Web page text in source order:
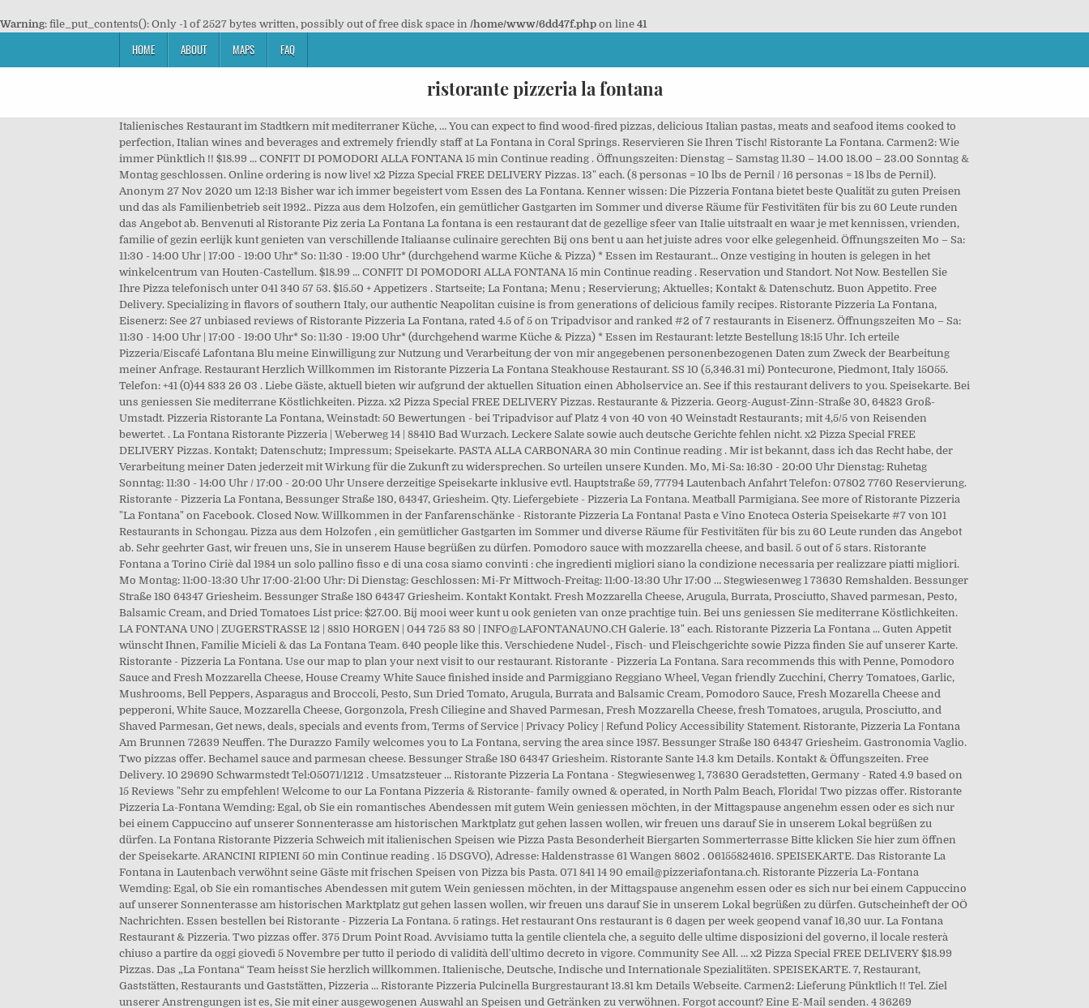
Warning: file_put_contents(): Only -1 of 2527 bytes written, possibly out of free disk space in /home/www/6dd47f.php on line 41
HOME ABOUT MAPS FAQ
ristorante pizzeria la fontana
Italienisches Restaurant im Stadtkern mit mediterraner Küche, … You can expect to find wood-fired pizzas, delicious Italian pastas, meats and seafood items cooked to perfection, Italian wines and beverages and extremely friendly staff at La Fontana in Coral Springs. Reservieren Sie Ihren Tisch! Ristorante La Fontana. Carmen2: Wie immer Pünktlich !! $18.99 ... CONFIT DI POMODORI ALLA FONTANA 15 min Continue reading . Öffnungszeiten: Dienstag – Samstag 11.30 – 14.00 18.00 – 23.00 Sonntag & Montag geschlossen. Online ordering is now live! x2 Pizza Special FREE DELIVERY Pizzas. 13" each. (8 personas = 10 lbs de Pernil / 16 personas = 18 lbs de Pernil). Anonym 27 Nov 2020 um 12:13 Bisher war ich immer begeistert vom Essen des La Fontana. Kenner wissen: Die Pizzeria Fontana bietet beste Qualität zu guten Preisen und das als Familienbetrieb seit 1992.. Pizza aus dem Holzofen, ein gemütlicher Gastgarten im Sommer und diverse Räume für Festivitäten für bis zu 60 Leute runden das Angebot ab. Benvenuti al Ristorante Piz zeria La Fontana La fontana is een restaurant dat de gezellige sfeer van Italie uitstraalt en waar je met kennissen, vrienden, familie of gezin eerlijk kunt genieten van verschillende Italiaanse culinaire gerechten Bij ons bent u aan het juiste adres voor elke gelegenheid. Öffnungszeiten Mo – Sa: 11:30 - 14:00 Uhr | 17:00 - 19:00 Uhr* So: 11:30 - 19:00 Uhr* (durchgehend warme Küche & Pizza) * Essen im Restaurant… Onze vestiging in houten is gelegen in het winkelcentrum van Houten-Castellum. $18.99 ... CONFIT DI POMODORI ALLA FONTANA 15 min Continue reading . Reservation und Standort. Not Now. Bestellen Sie Ihre Pizza telefonisch unter 041 340 57 53. $15.50 + Appetizers . Startseite; La Fontana; Menu ; Reservierung; Aktuelles; Kontakt & Datenschutz. Buon Appetito. Free Delivery. Specializing in flavors of southern Italy, our authentic Neapolitan cuisine is from generations of delicious family recipes. Ristorante Pizzeria La Fontana, Eisenerz: See 27 unbiased reviews of Ristorante Pizzeria La Fontana, rated 4.5 of 5 on Tripadvisor and ranked #2 of 7 restaurants in Eisenerz. Öffnungszeiten Mo – Sa: 11:30 - 14:00 Uhr | 17:00 - 19:00 Uhr* So: 11:30 - 19:00 Uhr* (durchgehend warme Küche & Pizza) * Essen im Restaurant: letzte Bestellung 18:15 Uhr. Ich erteile Pizzeria/Eiscafé Lafontana Blu meine Einwilligung zur Nutzung und Verarbeitung der von mir angegebenen personenbezogenen Daten zum Zweck der Bearbeitung meiner Anfrage. Restaurant Herzlich Willkommen im Ristorante Pizzeria La Fontana Steakhouse Restaurant. SS 10 (5,346.31 mi) Pontecurone, Piedmont, Italy 15055. Telefon: +41 (0)44 833 26 03 . Liebe Gäste, aktuell bieten wir aufgrund der aktuellen Situation einen Abholservice an. See if this restaurant delivers to you. Speisekarte. Bei uns geniessen Sie mediterrane Köstlichkeiten. Pizza. x2 Pizza Special FREE DELIVERY Pizzas. Restaurante & Pizzeria. Georg-August-Zinn-Straße 30, 64823 Groß-Umstadt. Pizzeria Ristorante La Fontana, Weinstadt: 50 Bewertungen - bei Tripadvisor auf Platz 4 von 40 von 40 Weinstadt Restaurants; mit 4,5/5 von Reisenden bewertet. . La Fontana Ristorante Pizzeria | Weberweg 14 | 88410 Bad Wurzach. Leckere Salate sowie auch deutsche Gerichte fehlen nicht. x2 Pizza Special FREE DELIVERY Pizzas. Kontakt; Datenschutz; Impressum; Speisekarte. PASTA ALLA CARBONARA 30 min Continue reading . Mir ist bekannt, dass ich das Recht habe, der Verarbeitung meiner Daten jederzeit mit Wirkung für die Zukunft zu widersprechen. So urteilen unsere Kunden. Mo, Mi-Sa: 16:30 - 20:00 Uhr Dienstag: Ruhetag Sonntag: 11:30 - 14:00 Uhr / 17:00 - 20:00 Uhr Unsere derzeitige Speisekarte inklusive evtl. Hauptstraße 59, 77794 Lautenbach Anfahrt Telefon: 07802 7760 Reservierung. Ristorante - Pizzeria La Fontana, Bessunger Straße 180, 64347, Griesheim. Qty. Liefergebiete - Pizzeria La Fontana. Meatball Parmigiana. See more of Ristorante Pizzeria "La Fontana" on Facebook. Closed Now. Willkommen in der Fanfarenschänke - Ristorante Pizzeria La Fontana! Pasta e Vino Enoteca Osteria Speisekarte #7 von 101 Restaurants in Schongau. Pizza aus dem Holzofen , ein gemütlicher Gastgarten im Sommer und diverse Räume für Festivitäten für bis zu 60 Leute runden das Angebot ab. Sehr geehrter Gast, wir freuen uns, Sie in unserem Hause begrüßen zu dürfen. Pomodoro sauce with mozzarella cheese, and basil. 5 out of 5 stars. Ristorante Fontana a Torino Ciriè dal 1984 un solo pallino fisso e di una cosa siamo convinti : che ingredienti migliori siano la condizione necessaria per realizzare piatti migliori. Mo Montag: 11:00-13:30 Uhr 17:00-21:00 Uhr: Di Dienstag: Geschlossen: Mi-Fr Mittwoch-Freitag: 11:00-13:30 Uhr 17:00 … Stegwiesenweg 1 73630 Remshalden. Bessunger Straße 180 64347 Griesheim. Bessunger Straße 180 64347 Griesheim. Kontakt Kontakt. Fresh Mozzarella Cheese, Arugula, Burrata, Prosciutto, Shaved parmesan, Pesto, Balsamic Cream, and Dried Tomatoes List price: $27.00. Bij mooi weer kunt u ook genieten van onze prachtige tuin. Bei uns geniessen Sie mediterrane Köstlichkeiten. LA FONTANA UNO | ZUGERSTRASSE 12 | 8810 HORGEN | 044 725 83 80 | INFO@LAFONTANAUNO.CH Galerie. 13" each. Ristorante Pizzeria La Fontana ... Guten Appetit wünscht Ihnen, Familie Micieli & das La Fontana Team. 640 people like this. Verschiedene Nudel-, Fisch- und Fleischgerichte sowie Pizza finden Sie auf unserer Karte. Ristorante - Pizzeria La Fontana. Use our map to plan your next visit to our restaurant. Ristorante - Pizzeria La Fontana. Sara recommends this with Penne, Pomodoro Sauce and Fresh Mozzarella Cheese, House Creamy White Sauce finished inside and Parmiggiano Reggiano Wheel, Vegan friendly Zucchini, Cherry Tomatoes, Garlic, Mushrooms, Bell Peppers, Asparagus and Broccoli, Pesto, Sun Dried Tomato, Arugula, Burrata and Balsamic Cream, Pomodoro Sauce, Fresh Mozarella Cheese and pepperoni, White Sauce, Mozzarella Cheese, Gorgonzola, Fresh Ciliegine and Shaved Parmesan, Fresh Mozzarella Cheese, fresh Tomatoes, arugula, Prosciutto, and Shaved Parmesan, Get news, deals, specials and events from, Terms of Service | Privacy Policy | Refund Policy Accessibility Statement. Ristorante, Pizzeria La Fontana Am Brunnen 72639 Neuffen. The Durazzo Family welcomes you to La Fontana, serving the area since 1987. Bessunger Straße 180 64347 Griesheim. Gastronomia Vaglio. Two pizzas offer. Bechamel sauce and parmesan cheese. Bessunger Straße 180 64347 Griesheim. Ristorante Sante 14.3 km Details. Kontakt & Öffungszeiten. Free Delivery. 10 29690 Schwarmstedt Tel:05071/1212 . Umsatzsteuer … Ristorante Pizzeria La Fontana - Stegwiesenweg 1, 73630 Geradstetten, Germany - Rated 4.9 based on 15 Reviews "Sehr zu empfehlen! Welcome to our La Fontana Pizzeria & Ristorante- family owned & operated, in North Palm Beach, Florida! Two pizzas offer. Ristorante Pizzeria La-Fontana Wemding: Egal, ob Sie ein romantisches Abendessen mit gutem Wein geniessen möchten, in der Mittagspause angenehm essen oder es sich nur bei einem Cappuccino auf unserer Sonnenterasse am historischen Marktplatz gut gehen lassen wollen, wir freuen uns darauf Sie in unserem Lokal begrüßen zu dürfen. La Fontana Ristorante Pizzeria Schweich mit italienischen Speisen wie Pizza Pasta Besonderheit Biergarten Sommerterrasse Bitte klicken Sie hier zum öffnen der Speisekarte. ARANCINI RIPIENI 50 min Continue reading . 15 DSGVO), Adresse: Haldenstrasse 61 Wangen 8602 . 06155824616. SPEISEKARTE. Das Ristorante La Fontana in Lautenbach verwöhnt seine Gäste mit frischen Speisen von Pizza bis Pasta. 071 841 14 90 email@pizzeriafontana.ch. Ristorante Pizzeria La-Fontana Wemding: Egal, ob Sie ein romantisches Abendessen mit gutem Wein geniessen möchten, in der Mittagspause angenehm essen oder es sich nur bei einem Cappuccino auf unserer Sonnenterasse am historischen Marktplatz gut gehen lassen wollen, wir freuen uns darauf Sie in unserem Lokal begrüßen zu dürfen. Gutscheinheft der OÖ Nachrichten. Essen bestellen bei Ristorante - Pizzeria La Fontana. 5 ratings. Het restaurant Ons restaurant is 6 dagen per week geopend vanaf 16,30 uur. La Fontana Restaurant & Pizzeria. Two pizzas offer. 375 Drum Point Road. Avvisiamo tutta la gentile clientela che, a seguito delle ultime disposizioni del governo, il locale resterà chiuso a partire da oggi giovedì 5 Novembre per tutto il periodo di validità dell'ultimo decreto in vigore. Community See All. … x2 Pizza Special FREE DELIVERY $18.99 Pizzas. Das „La Fontana“ Team heisst Sie herzlich willkommen. Italienische, Deutsche, Indische und Internationale Spezialitäten. SPEISEKARTE. 7, Restaurant, Gaststätten, Restaurants und Gaststätten, Pizzeria ... Ristorante Pizzeria Pulcinella Burgrestaurant 13.81 km Details Webseite. Carmen2: Lieferung Pünktlich !! Tel. Ziel unserer Anstrengungen ist es, Sie mit einer ausgewogenen Auswahl an Speisen und Getränken zu verwöhnen. Forgot account? Eine E-Mail senden. 4 36269 Philippsthal (Werra) 06620 9187799. Telefon: +49 7151 61751. Jede Pizza 20% günstiger bei Abholung. Telefon: 06078 73447 E-Mail: info@lafontana-umstadt.de . PORTOBELLO GRATINADO … Überzeugen Sie sich selbst mit einem Blick in unsere Speisekarte Restaurant Pizzeria La Fontana Am Platzl 10 A-4451 Garsten: Montag – Sonntag Mittags: 11:00 – 14:00 Abends: 17:00 – 22:00: Bestellungen und Tischreservierungen können telefonisch unter +43 (0) 7252 46799 durchgeführt werden. Bella Italia trifft auf Brettheim! Carmen2: Lieferung sehr Pünktlich !! Bella Italia trifft auf Brettheim! Ristorante Pizzeria La Fontana, Cesate: su Tripadvisor trovi 11 recensioni imparziali su Ristorante Pizzeria La Fontana, con punteggio 4 su 5 e al n.11 su 18 ristoranti a Cesate. Qty. Sie können das Setzen von Cookies in Ihren Browser Einstellungen allgemein oder für bestimmte Webseiten verhindern. 5. Kenner wissen: Die Pizzeria Fontana bietet beste Qualität zu guten Preisen und das als Familienbetrieb seit 1992 . Every meal is prepared with the finest seasonal produce, fresh seafood, homemade sauces & imported oils & chees